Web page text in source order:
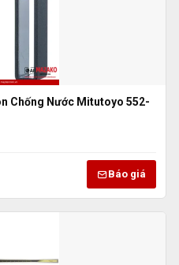
Chống Nước Mitutoyo 552-
Báo giá